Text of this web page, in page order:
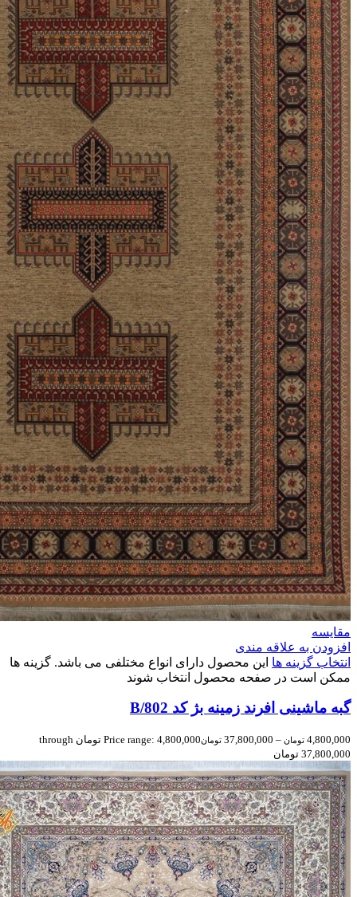
مقایسه
افزودن به علاقه مندی
انتخاب گزینه ها این محصول دارای انواع مختلفی می باشد. گزینه ها
ممکن است در صفحه محصول انتخاب شوند
گبه ماشینی افرند زمینه بژ کد B/802
4,800,000 تومان –
37,800,000 تومان
Price range: 4,800,000 تومان through
37,800,000 تومان